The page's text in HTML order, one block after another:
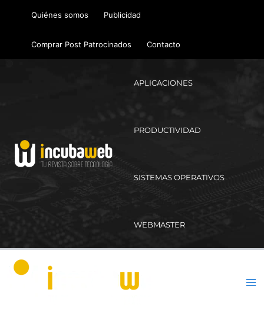
Quiénes somos Publicidad
Comprar Post Patrocinados Contacto
APLICACIONES
PRODUCTIVIDAD
SISTEMAS OPERATIVOS
WEBMASTER